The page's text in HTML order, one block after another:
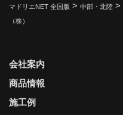
マドリエNET 全国版 > 中部・北陸 >
（株）
会社案内
商品情報
施工例